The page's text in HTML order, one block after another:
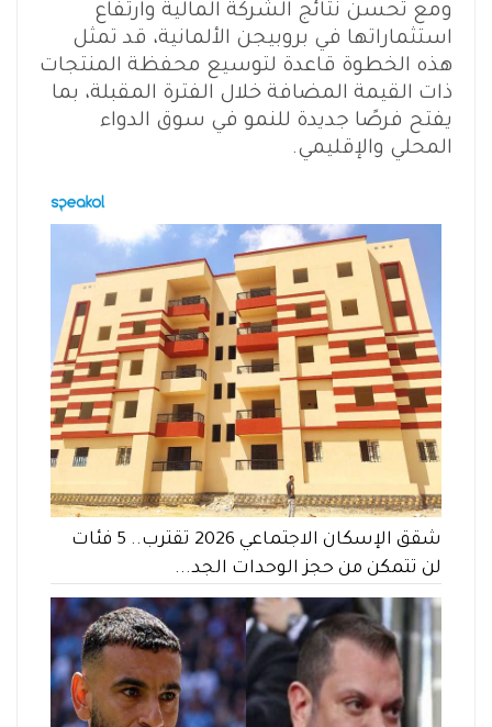
ومع تحسن نتائج الشركة المالية وارتفاع
استثماراتها في بروبيجن الألمانية، قد تمثل
هذه الخطوة قاعدة لتوسيع محفظة المنتجات
ذات القيمة المضافة خلال الفترة المقبلة، بما
يفتح فرصًا جديدة للنمو في سوق الدواء
المحلي والإقليمي.
شقق الإسكان الاجتماعي 2026 تقترب.. 5 فئات
لن تتمكن من حجز الوحدات الجد...